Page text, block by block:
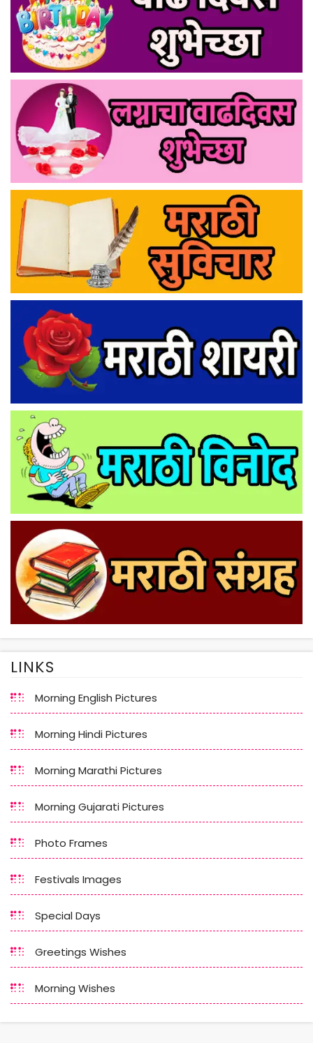
LINKS
Morning English Pictures
Morning Hindi Pictures
Morning Marathi Pictures
Morning Gujarati Pictures
Photo Frames
Festivals Images
Special Days
Greetings Wishes
Morning Wishes